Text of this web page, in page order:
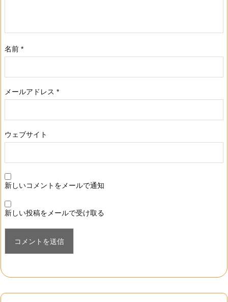
名前 *
メールアドレス *
ウェブサイト
新しいコメントをメールで通知
新しい投稿をメールで受け取る